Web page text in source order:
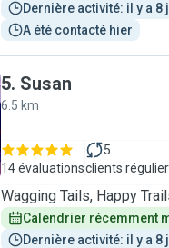
Dernière activité: il y a 8
A été contacté hier
5. Susan
6.5 km
14 évaluations
5
clients
Wagging Tails, Happy
Calendrier récemment
Dernière activité: il y a 8